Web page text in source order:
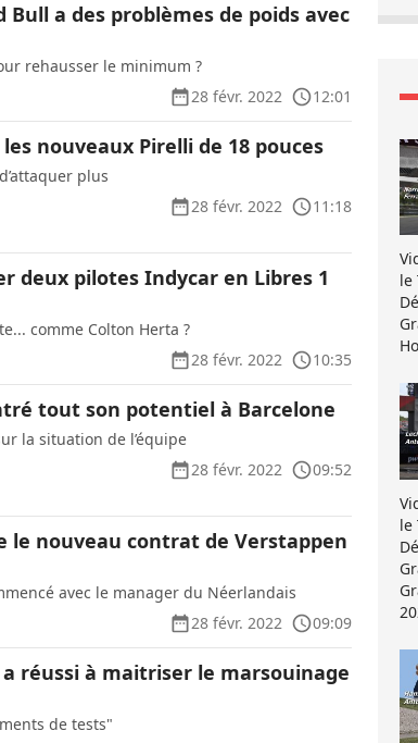
Bull a des problèmes de poids avec
rehausser le minimum ?
28 févr. 2022
12:01
les nouveaux Pirelli de 18 pouces
plus
28 févr. 2022
11:18
deux pilotes Indycar en Libres 1
comme Colton Herta ?
28 févr. 2022
10:35
tout son potentiel à Barcelone
la situation de l’équipe
28 févr. 2022
09:52
le nouveau contrat de Verstappen
avec le manager du Néerlandais
28 févr. 2022
09:09
réussi à maitriser le marsouinage
de tests"
le
le